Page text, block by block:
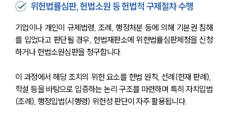
위헌법률심판, 헌법소원 등 헌법적 구제절차 수행
기업이나 개인이 규제법령, 조례, 행정처분 등에 의해 기본권 침해
를 입었다고 판단될 경우, 헌법재판소에 위헌법률심판제청을 신청
하거나 헌법소원심판을 청구합니다.
이 과정에서 해당 조치의 위헌 요소를 헌법 원칙, 선례(헌재 판례),
학설 등을 바탕으로 입증하는 논리 구조를 마련하며 특히 자치입법
(조례), 행정입법(시행령) 위헌성 판단이 자주 활용됩니다.